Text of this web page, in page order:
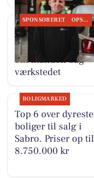
SPONSORERET OPSLAGSTAVLEN
Autotekniker Kim
Skytthe fortæller
om manden bag
værkstedet
BOLIGMARKED
Top 6 over dyreste
boliger til salg i
Sabro. Priser op til
8.750.000 kr